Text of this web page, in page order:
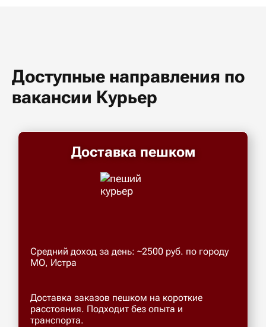
Доступные направления по
вакансии Курьер
Доставка пешком
Средний доход за день: ~2500 руб. по городу
МО, Истра
Доставка заказов пешком на короткие
расстояния. Подходит без опыта и
транспорта.